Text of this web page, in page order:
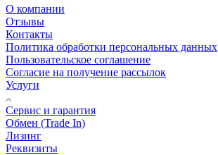
О компании
Отзывы
Контакты
Политика обработки персональных данных
Пользовательское соглашение
Согласие на получение рассылок
Услуги
Сервис и гарантия
Обмен (Trade In)
Лизинг
Реквизиты